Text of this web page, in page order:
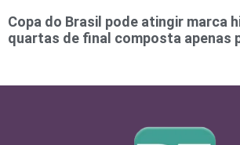
Copa do Brasil pode atingir marca
quartas de final composta apenas